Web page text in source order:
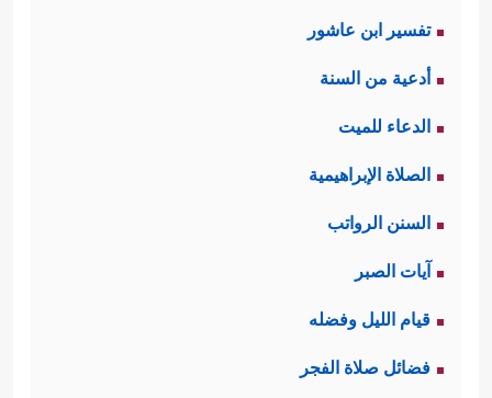
تفسير ابن عاشور
أدعية من السنة
الدعاء للميت
الصلاة الإبراهيمية
السنن الرواتب
آيات الصبر
قيام الليل وفضله
فضائل صلاة الفجر